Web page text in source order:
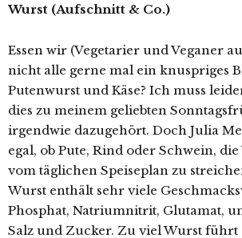
Wurst (Aufschnitt & Co.)
Essen wir (Vegetarier und Veganer
nicht alle gerne mal ein knuspriges
Putenwurst und Käse? Ich muss
dies zu meinem geliebten
irgendwie dazugehört. Doch Julia
egal, ob Pute, Rind oder Schwein, die
vom täglichen Speiseplan zu
Wurst enthält sehr viele
Phosphat, Natriumnitrit, Glutamat,
Salz und Zucker. Zu viel Wurst führt